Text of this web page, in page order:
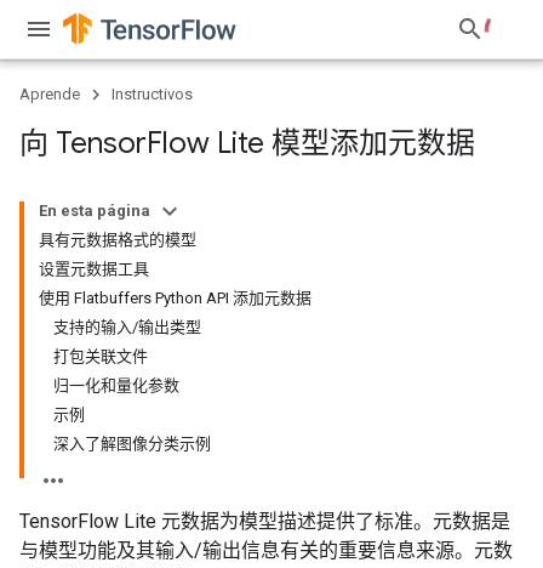
Aprende Instructivos
向 TensorFlow Lite 模型添加元数据
En esta página
具有元数据格式的模型
设置元数据工具
使用 Flatbuffers Python API 添加元数据
支持的输入/输出类型
打包关联文件
归一化和量化参数
示例
深入了解图像分类示例
TensorFlow Lite 元数据为模型描述提供了标准。元数据是
与模型功能及其输入/输出信息有关的重要信息来源。元数